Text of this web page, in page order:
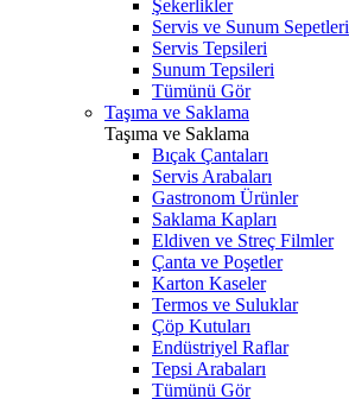
Şekerlikler
Servis ve Sunum Sepetleri
Servis Tepsileri
Sunum Tepsileri
Tümünü Gör
Taşıma ve Saklama
Taşıma ve Saklama
Bıçak Çantaları
Servis Arabaları
Gastronom Ürünler
Saklama Kapları
Eldiven ve Streç Filmler
Çanta ve Poşetler
Karton Kaseler
Termos ve Suluklar
Çöp Kutuları
Endüstriyel Raflar
Tepsi Arabaları
Tümünü Gör